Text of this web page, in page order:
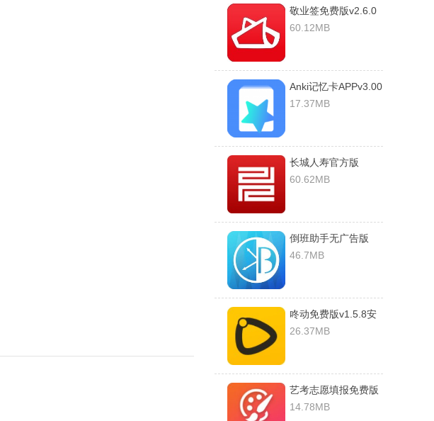
敬业签免费版v2.6.0
破解版
60.12MB
Anki记忆卡APPv3.00
破解版
17.37MB
长城人寿官方版
v1.3.8安卓版
60.62MB
倒班助手无广告版
v4.4.1安卓版
46.7MB
咚动免费版v1.5.8安
卓版
26.37MB
艺考志愿填报免费版
v1.0.22破解版
14.78MB